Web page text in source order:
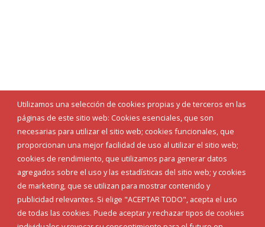
Utilizamos una selección de cookies propias y de terceros en las
páginas de este sitio web: Cookies esenciales, que son
necesarias para utilizar el sitio web; cookies funcionales, que
proporcionan una mejor facilidad de uso al utilizar el sitio web;
cookies de rendimiento, que utilizamos para generar datos
agregados sobre el uso y las estadísticas del sitio web; y cookies
de marketing, que se utilizan para mostrar contenido y
publicidad relevantes. Si elige "ACEPTAR TODO", acepta el uso
de todas las cookies. Puede aceptar y rechazar tipos de cookies